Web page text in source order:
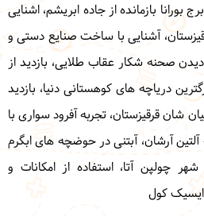
بازمانده از جاده ابریشم، اشنایی
آشنایی با ساخت صنایع دستی و
صحنه شکار عقاب طلایی، بازدید از
دریاچه های کوهستانی دنیا، بازدید
شان قرقیزستان، تجربه آفرود سواری با
آرشان، آبتنی در حوضچه های ابگرم
چولپن آتا، استفاده از امکانات و
ایسیک کول